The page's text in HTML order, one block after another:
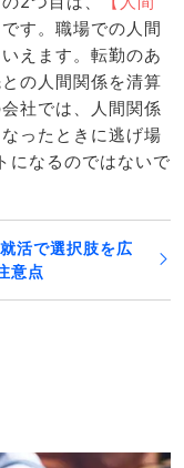
す。職場での人間
えます。転勤のあ
の人間関係を清算
社では、人間関係
ったときに逃げ場
になるのではないで
活で選択肢を広
意点